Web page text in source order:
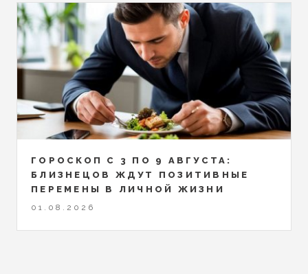
ГОРОСКОП С 3 ПО 9 АВГУСТА:
БЛИЗНЕЦОВ ЖДУТ ПОЗИТИВНЫЕ
ПЕРЕМЕНЫ В ЛИЧНОЙ ЖИЗНИ
01.08.2026